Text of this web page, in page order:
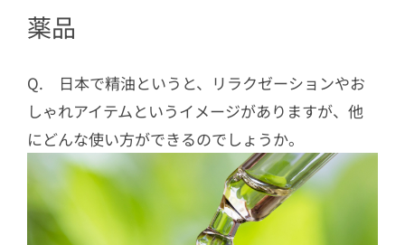
薬品
Q. 日本で精油というと、リラクゼーションやお
しゃれアイテムというイメージがありますが、他
にどんな使い方ができるのでしょうか。